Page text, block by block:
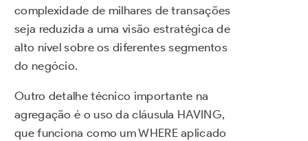
complexidade de milhares de transações
seja reduzida a uma visão estratégica de
alto nível sobre os diferentes segmentos
do negócio.
Outro detalhe técnico importante na
agregação é o uso da cláusula HAVING,
que funciona como um WHERE aplicado